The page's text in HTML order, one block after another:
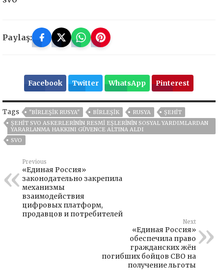
Paylaş:
Facebook Twitter WhatsApp Pinterest
Tags "BIRLEŞIK RUSYA" BIRLEŞIK RUSYA
ŞEHİT
ŞEHIT SVO ASKERLERININ RESMI EŞLERININ SOSYAL YARDIMLARDAN
YARARLANMA HAKKINI GÜVENCE ALTINA ALDI
SVO
Previous
«Единая Россия»
законодательно закрепила
механизмы
взаимодействия
цифровых платформ,
продавцов и потребителей
Next
«Единая Россия»
обеспечила право
гражданских жён
погибших бойцов СВО на
получение льготы